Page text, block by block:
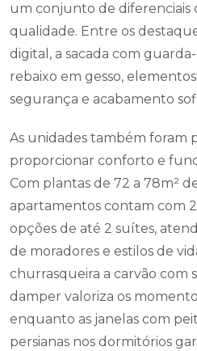
um conjunto de diferenciais
qualidade. Entre os
digital, a sacada com
rebaixo em gesso,
segurança e acabamento
As unidades também foram
proporcionar conforto e
Com plantas de 72 a 78m²
apartamentos contam com
opções de até 2 suítes,
de moradores e estilos de
churrasqueira a carvão com
damper valoriza os
enquanto as janelas com
persianas nos dormitórios